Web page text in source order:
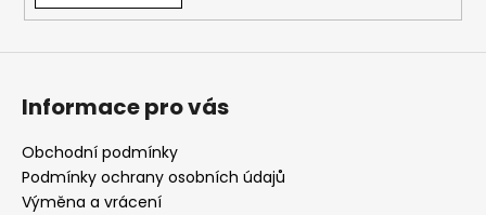
ý
p
Informace pro vás
Obchodní podmínky
Podmínky ochrany osobních údajů
Výměna a vrácení